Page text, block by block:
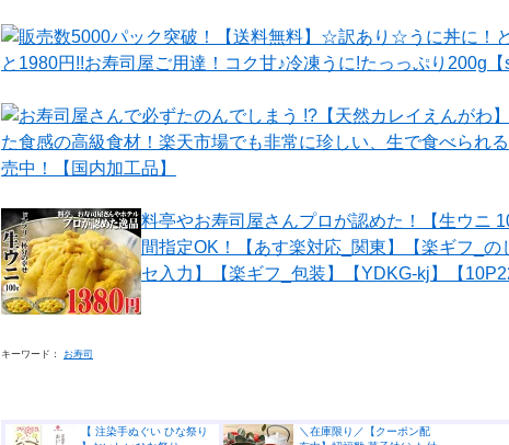
販売数5000パック突破！【送料無料】☆訳あり☆うに丼に！
と1980円!!お寿司屋ご用達！コク甘♪冷凍うに!たっっぷり200g【
お寿司屋さんで必ずたのんでしまう !?【天然カレイえんがわ
た食感の高級食材！楽天市場でも非常に珍しい、生で食べられ
売中！【国内加工品】
料亭やお寿司屋さんプロが認めた！【生ウニ
間指定OK！【あす楽対応_関東】【楽ギフ_の
セ入力】【楽ギフ_包装】【YDKG-kj】【
キーワード： お寿司
【 注染手ぬぐい ひな祭り
＼在庫限り／【クーポン配